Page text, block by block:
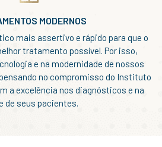
MODERNOS
mais assertivo e rápido para que o
tratamento possível. Por isso,
e na modernidade de nossos
no compromisso do Instituto
a excelência nos diagnósticos e na
de seus pacientes.